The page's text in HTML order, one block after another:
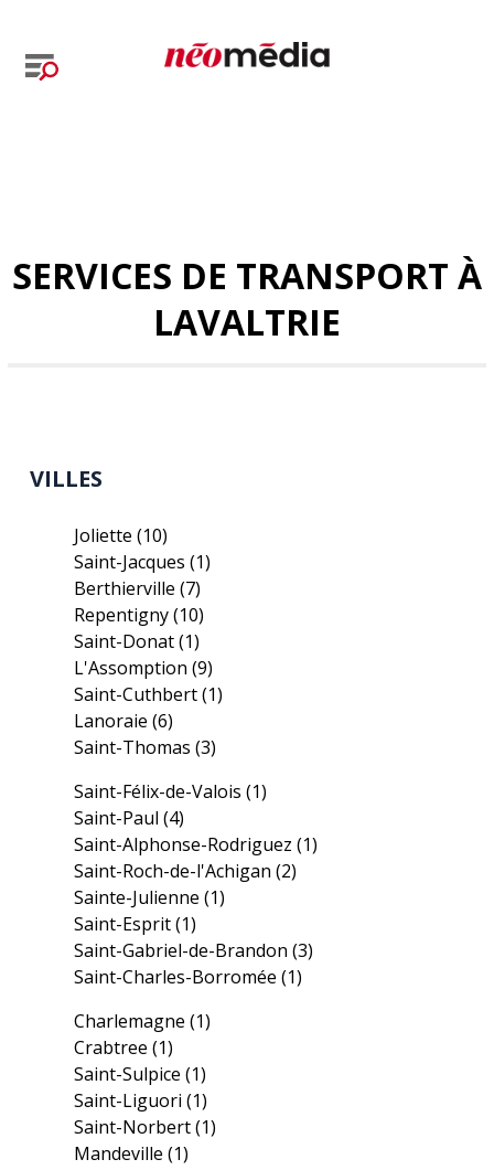
SERVICES DE TRANSPORT À
LAVALTRIE
VILLES
Joliette(10)
Saint-Jacques(1)
Berthierville(7)
Repentigny(10)
Saint-Donat(1)
L'Assomption(9)
Saint-Cuthbert(1)
Lanoraie(6)
Saint-Thomas(3)
Saint-Félix-de-Valois(1)
Saint-Paul(4)
Saint-Alphonse-Rodriguez(1)
Saint-Roch-de-l'Achigan(2)
Sainte-Julienne(1)
Saint-Esprit(1)
Saint-Gabriel-de-Brandon(3)
Saint-Charles-Borromée(1)
Charlemagne(1)
Crabtree(1)
Saint-Sulpice(1)
Saint-Liguori(1)
Saint-Norbert(1)
Mandeville(1)